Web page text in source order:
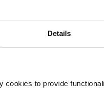
Details
cookies to provide